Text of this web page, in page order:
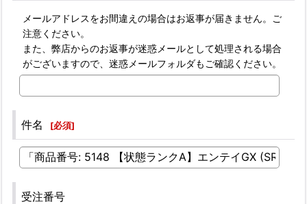
メールアドレスをお間違えの場合はお返事が届きません。ご
注意ください。
また、弊店からのお返事が迷惑メールとして処理される場合
がございますので、迷惑メールフォルダもご確認ください。
件名 [必須]
受注番号